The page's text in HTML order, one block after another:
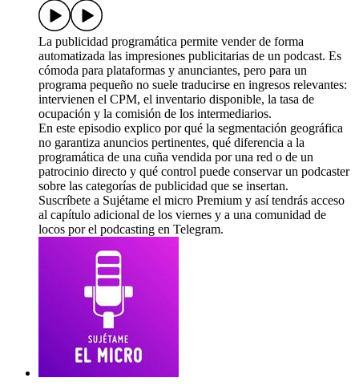
La publicidad programática permite vender de forma
automatizada las impresiones publicitarias de un podcast. Es
cómoda para plataformas y anunciantes, pero para un
programa pequeño no suele traducirse en ingresos relevantes:
intervienen el CPM, el inventario disponible, la tasa de
ocupación y la comisión de los intermediarios.
En este episodio explico por qué la segmentación geográfica
no garantiza anuncios pertinentes, qué diferencia a la
programática de una cuña vendida por una red o de un
patrocinio directo y qué control puede conservar un podcaster
sobre las categorías de publicidad que se insertan.
Suscríbete a Sujétame el micro Premium y así tendrás acceso
al capítulo adicional de los viernes y a una comunidad de
locos por el podcasting en Telegram.